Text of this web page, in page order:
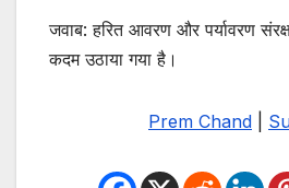
जवाब: हरित आवरण और पर्यावरण
कदम उठाया गया है।
Prem Chand